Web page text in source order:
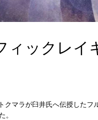
ィックレイ
クマラが臼井氏へ伝授したフ
。